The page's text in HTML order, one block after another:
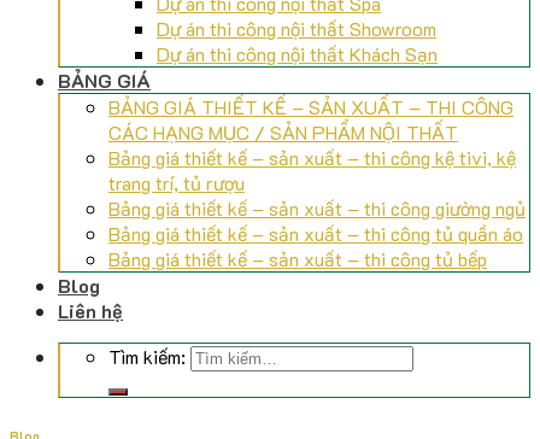
Dự án thi công nội thất Showroom
Dự án thi công nội thất Khách Sạn
BẢNG GIÁ
BẢNG GIÁ THIẾT KẾ – SẢN XUẤT – THI CÔNG
CÁC HẠNG MỤC / SẢN PHẨM NỘI THẤT
Bảng giá thiết kế – sản xuất – thi công kệ tivi, kệ
trang trí, tủ rượu
Bảng giá thiết kế – sản xuất – thi công giường ngủ
Bảng giá thiết kế – sản xuất – thi công tủ quần áo
Bảng giá thiết kế – sản xuất – thi công tủ bếp
Blog
Liên hệ
Tìm kiếm: